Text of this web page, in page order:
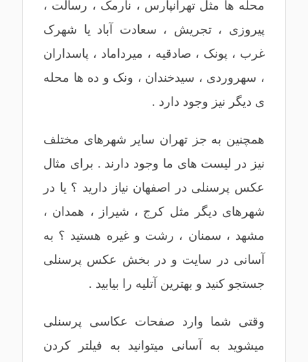
محله ها مثلتهرانپارس ، نارمک ، رسالت ،
پیروزی ،تجریش ، سعادت آباد یا شهرک
غرب ، پونک ، صادقیه ، میرداماد ، پاسداران
، سهروردی ، سیدخندان ، ونک و ده ها محله
ی دیگر نیز وجود دارد .
همچنین به جز تهران سایر شهرهای مختلف
نیز در لیست های ما وجود دارند . برای مثال
عکس پرسنلی در اصفهان نیاز دارید ؟ یا در
شهرهای دیگر مثل کرج ، شیراز ، همدان ،
مشهد ، سمنان ، رشت و غیره هستید ؟ به
آسانی در سایت و در بخش عکس پرسنلی
جستجو کنید و بهترین آتلیه را بیابید .
وقتی شما وارد صفحات عکاسی پرسنلی
میشوید به آسانی میتوانید به فیلتر کردن